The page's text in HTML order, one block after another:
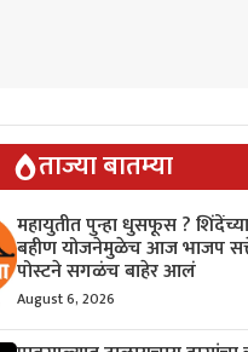
ताज्या बातम्या
महायुतीत पुन्हा धुसफूस ?
बहीण योजनेमुळेच आज भाजप
पोस्टने सगळंच बाहेर आलं
August 6, 2026